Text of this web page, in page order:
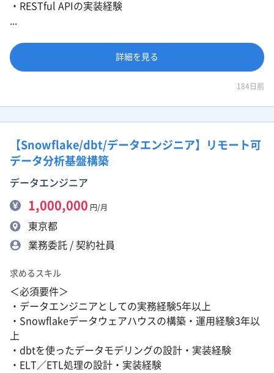
・RESTful APIの実装経験
詳細を見る
184日前
【Snowflake/dbt/データエンジニア】リモート可
データ分析基盤構築
データエンジニア
1,000,000 円/月
東京都
業務委託 / 契約社員
求めるスキル
＜必須要件＞
・データエンジニアとしての実務経験5年以上
・Snowflakeデータウェアハウスの構築・運用経験3年以
上
・dbtを使ったデータモデリングの設計・実装経験
・ELT／ETL処理の設計・実装経験